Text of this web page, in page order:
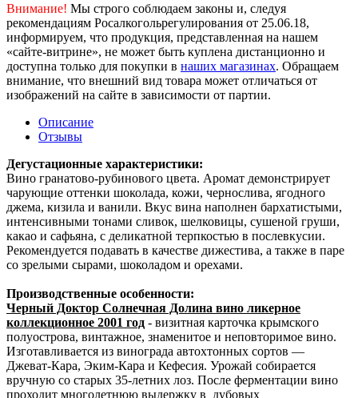
Внимание! Мы строго соблюдаем законы и, следуя
рекомендациям Росалкогольрегулирования от 25.06.18,
информируем, что продукция, представленная на нашем
«сайте-витрине», не может быть куплена дистанционно и
доступна только для покупки в наших магазинах. Обращаем
внимание, что внешний вид товара может отличаться от
изображений на сайте в зависимости от партии.
Описание
Отзывы
Дегустационные характеристики:
Вино гранатово-рубинового цвета. Аромат демонстрирует
чарующие оттенки шоколада, кожи, чернослива, ягодного
джема, кизила и ванили. Вкус вина наполнен бархатистыми,
интенсивными тонами сливок, шелковицы, сушеной груши,
какао и сафьяна, с деликатной терпкостью в послевкусии.
Рекомендуется подавать в качестве дижестива, а также в паре
со зрелыми сырами, шоколадом и орехами.
Производственные особенности:
Черный Доктор Солнечная Долина вино ликерное
коллекционное 2001 год - визитная карточка крымского
полуострова, винтажное, знаменитое и неповторимое вино.
Изготавливается из винограда автохтонных сортов —
Джеват-Кара, Эким-Кара и Кефесия. Урожай собирается
вручную со старых 35-летних лоз. После ферментации вино
проходит многолетнюю выдержку в дубовых